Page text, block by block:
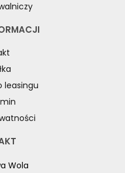
leasingu
Wola